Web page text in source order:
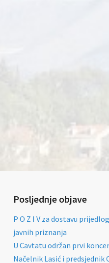
Posljednje objave
P O Z I V za dostavu
javnih priznanja
U Cavtatu održan prvi
Načelnik Lasić i predsjednik